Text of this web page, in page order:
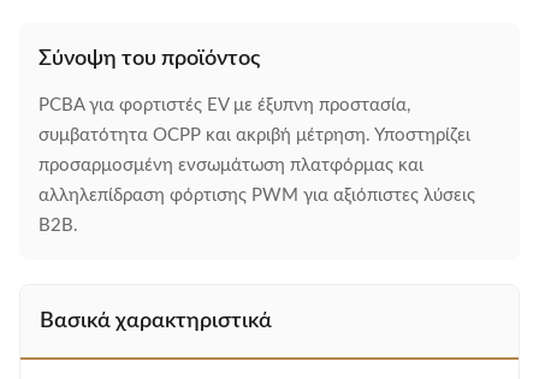
Σύνοψη του προϊόντος
PCBA για φορτιστές EV με έξυπνη προστασία,
συμβατότητα OCPP και ακριβή μέτρηση. Υποστηρίζει
προσαρμοσμένη ενσωμάτωση πλατφόρμας και
αλληλεπίδραση φόρτισης PWM για αξιόπιστες λύσεις
B2B.
Βασικά χαρακτηριστικά